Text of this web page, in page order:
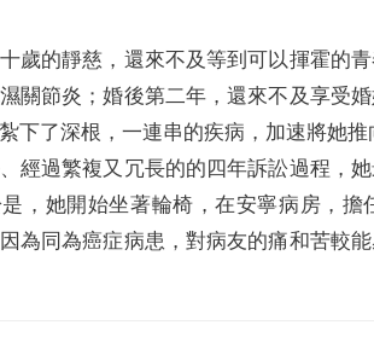
的靜慈，還來不及等到可以揮霍的青
關節炎；婚後第二年，還來不及享受
下了深根，一連串的疾病，加速將她
過繁複又冗長的的四年訴訟過程，她
，她開始坐著輪椅，在安寧病房，
為同為癌症病患，對病友的痛和苦較